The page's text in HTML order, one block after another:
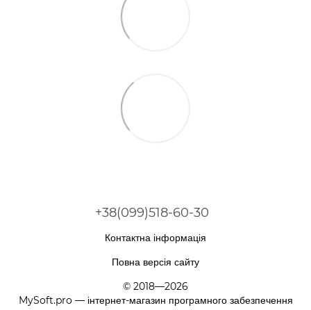
+38(099)518-60-30
Контактна інформація
Повна версія сайту
© 2018—2026
MySoft.pro — інтернет-магазин програмного забезпечення